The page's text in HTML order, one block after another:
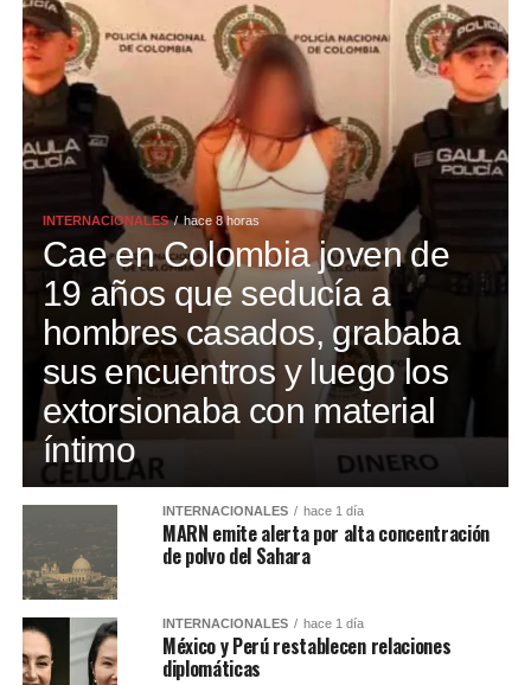
INTERNACIONALES hace 8 horas
Cae en Colombia joven de
19 años que seducía a
hombres casados, grababa
sus encuentros y luego los
extorsionaba con material
íntimo
INTERNACIONALES hace 1 día
MARN emite alerta por alta concentración
de polvo del Sahara
INTERNACIONALES hace 1 día
México y Perú restablecen relaciones
diplomáticas